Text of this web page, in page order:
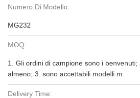
Numero Di Modello:
MG232
MOQ:
1. Gli ordini di campione sono i benvenuti;
almeno; 3. sono accettabili modelli m
Delivery Time: